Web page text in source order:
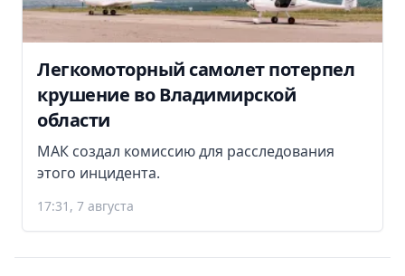
Легкомоторный самолет потерпел
крушение во Владимирской
области
МАК создал комиссию для расследования
этого инцидента.
17:31, 7 августа